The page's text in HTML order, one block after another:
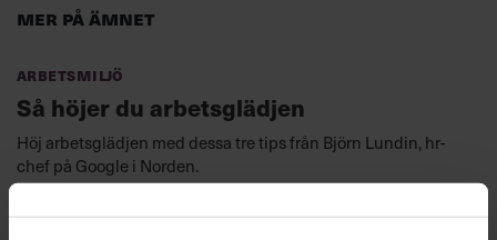
Mer på ämnet
Arbetsmiljö
Så höjer du arbetsglädjen
Höj arbetsglädjen med dessa tre tips från Björn Lundin, hr-
chef på Google i Norden.
Motivation